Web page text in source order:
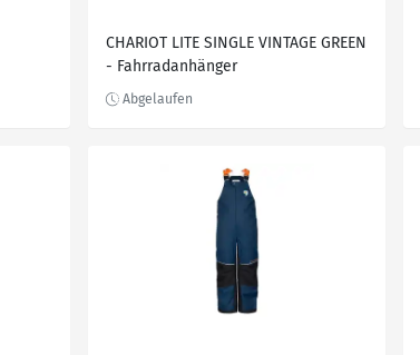
CHARIOT LITE SINGLE VINTAGE GREEN
- Fahrradanhänger